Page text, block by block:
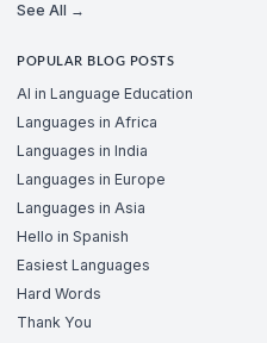
See All →
POPULAR BLOG POSTS
AI in Language Education
Languages in Africa
Languages in India
Languages in Europe
Languages in Asia
Hello in Spanish
Easiest Languages
Hard Words
Thank You